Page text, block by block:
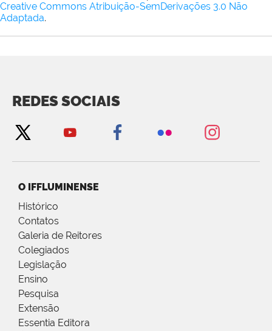
Creative Commons Atribuição-SemDerivações 3.0 Não
Adaptada.
REDES SOCIAIS
O IFFLUMINENSE
Histórico
Contatos
Galeria de Reitores
Colegiados
Legislação
Ensino
Pesquisa
Extensão
Essentia Editora